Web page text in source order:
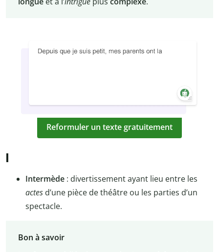
Reformuler un texte gratuitement
I
Intermède : divertissement ayant lieu entre les
actes d’une pièce de théâtre ou les parties d’un
spectacle.
Bon à savoir